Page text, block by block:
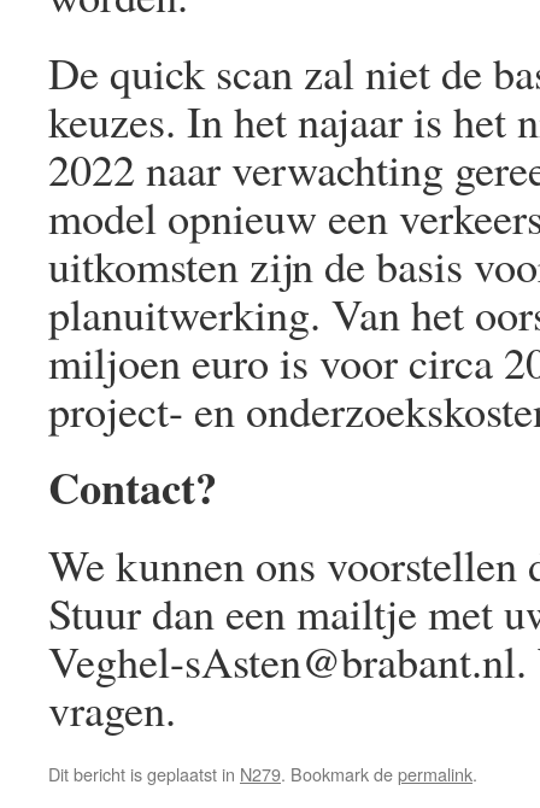
De quick scan zal niet de
keuzes. In het najaar is het
2022 naar verwachting
model opnieuw een
uitkomsten zijn de basis
planuitwerking. Van het
miljoen euro is voor circa
project- en
Contact?
We kunnen ons
Stuur dan een mailtje met
Veghel-
vragen.
Dit bericht is geplaatst in N279. Bookmark depermalink.